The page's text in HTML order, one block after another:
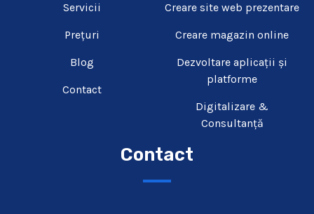
Servicii
Prețuri
Blog
Contact
Creare site web prezentare​
Creare magazin online
Dezvoltare aplicații și
platforme
Digitalizare &
Consultanță
Contact